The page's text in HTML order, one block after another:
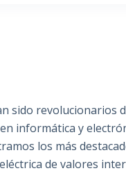
sido revolucionarios
informática y
los más
de valores